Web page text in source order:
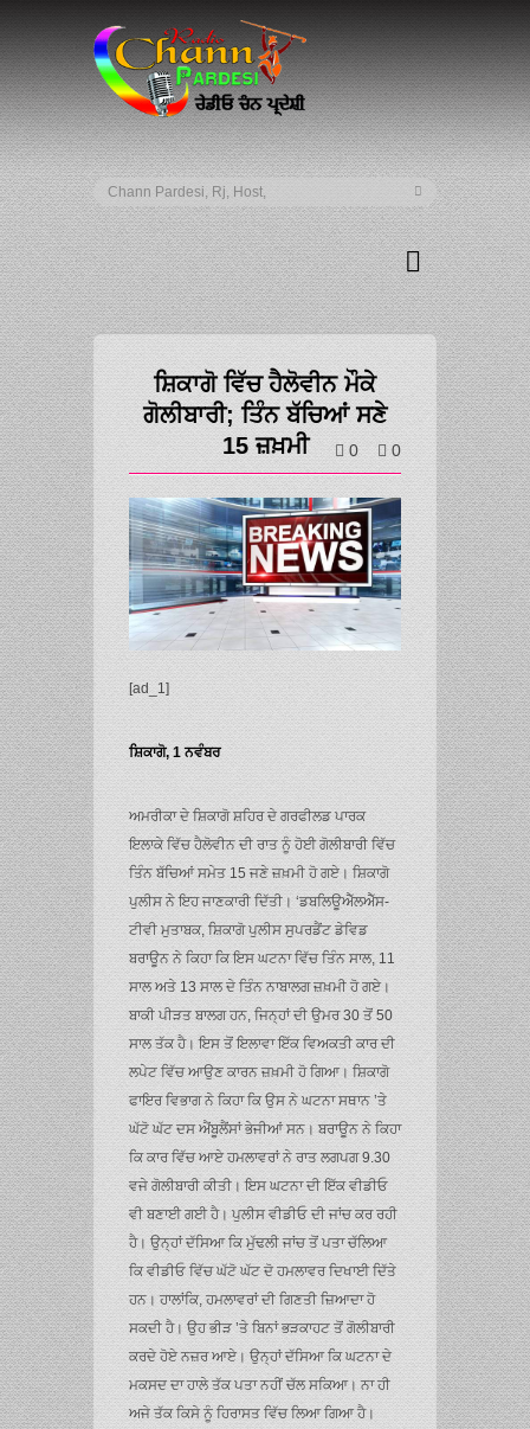
ਸ਼ਿਕਾਗੋ ਵਿੱਚ ਹੈਲੋਵੀਨ ਮੌਕੇ
ਗੋਲੀਬਾਰੀ; ਤਿੰਨ ਬੱਚਿਆਂ ਸਣੇ
15 ਜ਼ਖ਼ਮੀ
0 0
[ad_1]
ਸ਼ਿਕਾਗੋ, 1 ਨਵੰਬਰ
ਅਮਰੀਕਾ ਦੇ ਸ਼ਿਕਾਗੋ ਸ਼ਹਿਰ ਦੇ ਗਰਫੀਲਡ ਪਾਰਕ
ਇਲਾਕੇ ਵਿੱਚ ਹੈਲੋਵੀਨ ਦੀ ਰਾਤ ਨੂੰ ਹੋਈ ਗੋਲੀਬਾਰੀ ਵਿੱਚ
ਤਿੰਨ ਬੱਚਿਆਂ ਸਮੇਤ 15 ਜਣੇ ਜ਼ਖ਼ਮੀ ਹੋ ਗਏ। ਸ਼ਿਕਾਗੋ
ਪੁਲੀਸ ਨੇ ਇਹ ਜਾਣਕਾਰੀ ਦਿੱਤੀ। ‘ਡਬਲਿਊਐੱਲਐੱਸ-
ਟੀਵੀ ਮੁਤਾਬਕ, ਸ਼ਿਕਾਗੋ ਪੁਲੀਸ ਸੁਪਰਡੈਂਟ ਡੇਵਿਡ
ਬਰਾਊਨ ਨੇ ਕਿਹਾ ਕਿ ਇਸ ਘਟਨਾ ਵਿੱਚ ਤਿੰਨ ਸਾਲ, 11
ਸਾਲ ਅਤੇ 13 ਸਾਲ ਦੇ ਤਿੰਨ ਨਾਬਾਲਗ ਜ਼ਖ਼ਮੀ ਹੋ ਗਏ।
ਬਾਕੀ ਪੀੜਤ ਬਾਲਗ ਹਨ, ਜਿਨ੍ਹਾਂ ਦੀ ਉਮਰ 30 ਤੋਂ 50
ਸਾਲ ਤੱਕ ਹੈ। ਇਸ ਤੋਂ ਇਲਾਵਾ ਇੱਕ ਵਿਅਕਤੀ ਕਾਰ ਦੀ
ਲਪੇਟ ਵਿੱਚ ਆਉਣ ਕਾਰਨ ਜ਼ਖ਼ਮੀ ਹੋ ਗਿਆ। ਸ਼ਿਕਾਗੋ
ਫਾਇਰ ਵਿਭਾਗ ਨੇ ਕਿਹਾ ਕਿ ਉਸ ਨੇ ਘਟਨਾ ਸਥਾਨ ’ਤੇ
ਘੱਟੋ ਘੱਟ ਦਸ ਐਂਬੂਲੈਂਸਾਂ ਭੇਜੀਆਂ ਸਨ। ਬਰਾਊਨ ਨੇ ਕਿਹਾ
ਕਿ ਕਾਰ ਵਿੱਚ ਆਏ ਹਮਲਾਵਰਾਂ ਨੇ ਰਾਤ ਲਗਪਗ 9.30
ਵਜੇ ਗੋਲੀਬਾਰੀ ਕੀਤੀ। ਇਸ ਘਟਨਾ ਦੀ ਇੱਕ ਵੀਡੀਓ
ਵੀ ਬਣਾਈ ਗਈ ਹੈ। ਪੁਲੀਸ ਵੀਡੀਓ ਦੀ ਜਾਂਚ ਕਰ ਰਹੀ
ਹੈ। ਉਨ੍ਹਾਂ ਦੱਸਿਆ ਕਿ ਮੁੱਢਲੀ ਜਾਂਚ ਤੋਂ ਪਤਾ ਚੱਲਿਆ
ਕਿ ਵੀਡੀਓ ਵਿੱਚ ਘੱਟੋ ਘੱਟ ਦੋ ਹਮਲਾਵਰ ਦਿਖਾਈ ਦਿੱਤੇ
ਹਨ। ਹਾਲਾਂਕਿ, ਹਮਲਾਵਰਾਂ ਦੀ ਗਿਣਤੀ ਜ਼ਿਆਦਾ ਹੋ
ਸਕਦੀ ਹੈ। ਉਹ ਭੀੜ ’ਤੇ ਬਿਨਾਂ ਭੜਕਾਹਟ ਤੋਂ ਗੋਲੀਬਾਰੀ
ਕਰਦੇ ਹੋਏ ਨਜ਼ਰ ਆਏ। ਉਨ੍ਹਾਂ ਦੱਸਿਆ ਕਿ ਘਟਨਾ ਦੇ
ਮਕਸਦ ਦਾ ਹਾਲੇ ਤੱਕ ਪਤਾ ਨਹੀਂ ਚੱਲ ਸਕਿਆ। ਨਾ ਹੀ
ਅਜੇ ਤੱਕ ਕਿਸੇ ਨੂੰ ਹਿਰਾਸਤ ਵਿੱਚ ਲਿਆ ਗਿਆ ਹੈ।